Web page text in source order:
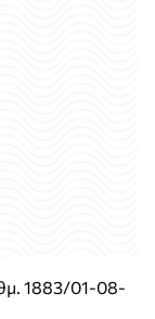
1883/01-08-